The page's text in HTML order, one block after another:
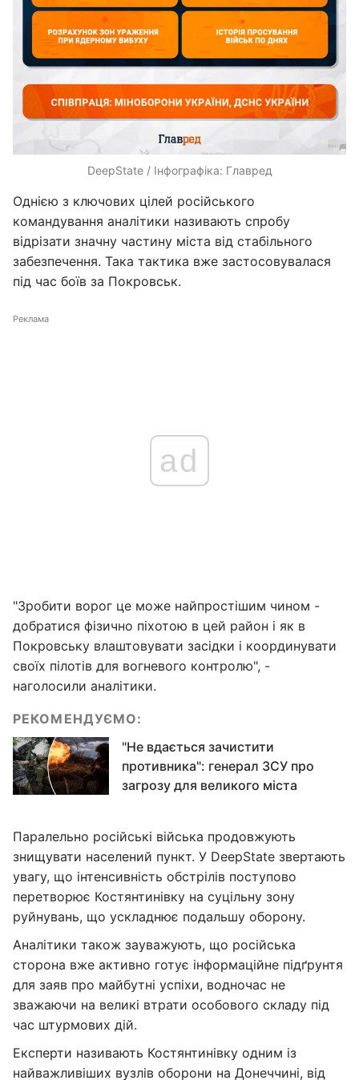
DeepState / Інфографіка: Главред
Однією з ключових цілей російського
командування аналітики називають спробу
відрізати значну частину міста від стабільного
забезпечення. Така тактика вже застосовувалася
під час боїв за Покровськ.
Реклама
ad
"Зробити ворог це може найпростішим чином -
добратися фізично піхотою в цей район і як в
Покровську влаштовувати засідки і координувати
своїх пілотів для вогневого контролю", -
наголосили аналітики.
РЕКОМЕНДУЄМО:
"Не вдається зачистити
противника": генерал ЗСУ про
загрозу для великого міста
Паралельно російські війська продовжують
знищувати населений пункт. У DeepState звертають
увагу, що інтенсивність обстрілів поступово
перетворює Костянтинівку на суцільну зону
руйнувань, що ускладнює подальшу оборону.
Аналітики також зауважують, що російська
сторона вже активно готує інформаційне підґрунтя
для заяв про майбутні успіхи, водночас не
зважаючи на великі втрати особового складу під
час штурмових дій.
Експерти називають Костянтинівку одним із
найважливіших вузлів оборони на Донеччині, від